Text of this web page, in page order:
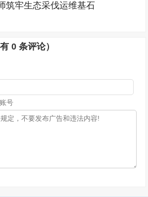
筑牢生态采伐运维基石
有0 条评论）
号